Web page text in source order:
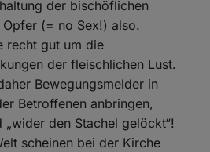
der bischöflichen
(= no Sex!) also.
recht gut um die
der fleischlichen Lust.
Bewegungsmelder in
Betroffenen anbringen,
den Stachel gelöckt“!
scheinen bei der Kirche